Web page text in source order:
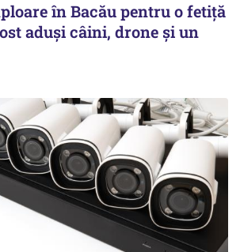
în Bacău pentru o fetiță
aduși câini, drone și un